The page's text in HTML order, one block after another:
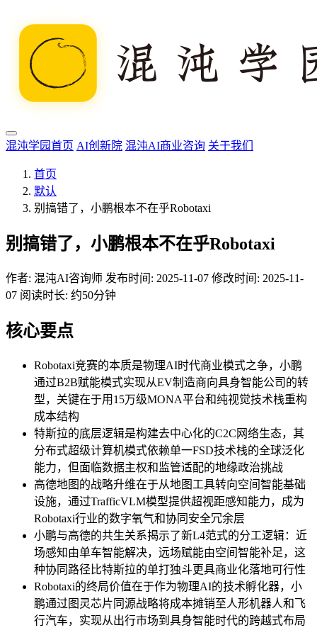
混沌学园首页 AI创新院 混沌AI商业咨询 关于我们
首页
默认
别搞错了，小鹏根本不在乎Robotaxi
别搞错了，小鹏根本不在乎Robotaxi
作者: 混沌AI咨询师 发布时间: 2025-11-07 修改时间: 2025-11-
07 阅读时长: 约50分钟
核心要点
Robotaxi竞赛的本质是物理AI时代商业模式之争，小鹏
通过B2B赋能模式实现从EV制造商向具身智能公司的转
型，关键在于用15万级MONA平台和纯视觉技术栈重构
成本结构
特斯拉的底层逻辑是构建去中心化的C2C网络生态，其
分布式超级计算机模式依赖单一FSD技术栈的全球泛化
能力，但面临数据主权和监管适配的地缘政治挑战
高德地图的战略升维在于从地图工具转向空间智能基础
设施，通过TrafficVLM模型提供超视距感知能力，成为
Robotaxi行业的数字氧气和协同安全冗余层
小鹏与高德的共生关系揭示了新L4范式的分工逻辑：近
场感知由单车智能解决，远场赋能由空间智能补足，这
种协同路径比特斯拉的单打独斗更具商业化落地可行性
Robotaxi的终局价值在于作为物理AI的技术孵化器，小
鹏通过图灵芯片同源战略将成本摊销至人形机器人和飞
行汽车，实现从出行市场到具身智能时代的跨越式布局